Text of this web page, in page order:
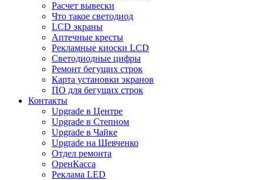
Расчет вывески
Что такое светодиод
LCD экраны
Аптечные кресты
Рекламные киоски LCD
Светодиодные цифры
Ремонт бегущих строк
Карта установки экранов
ПО для бегущих строк
Контакты
Upgrade в Центре
Upgrade в Степном
Upgrade в Чайке
Upgrade на Шевченко
Отдел ремонта
ОренКасса
Реклама LED